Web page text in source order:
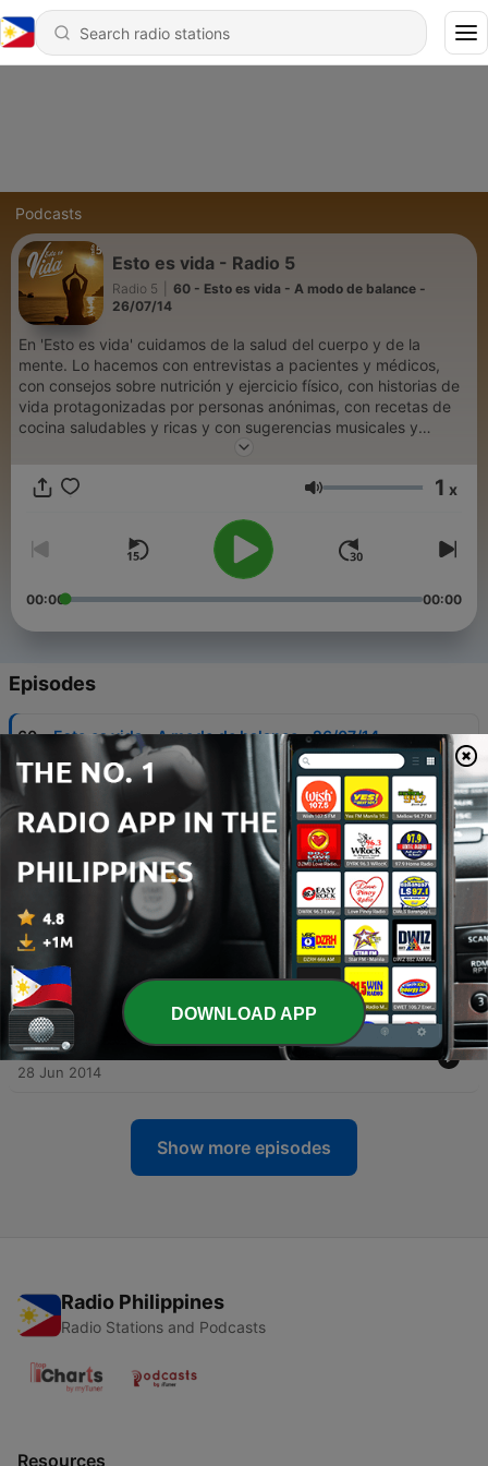
Podcasts
Esto es vida - Radio 5
Radio 5
60 - Esto es vida - A modo de balance -
26/07/14
En 'Esto es vida' cuidamos de la salud del cuerpo y de la
mente. Lo hacemos con entrevistas a pacientes y médicos,
con consejos sobre nutrición y ejercicio físico, con historias de
vida protagonizadas por personas anónimas, con recetas de
cocina saludables y ricas y con sugerencias musicales y
culturales para alimentar nuestros sentidos.
Volume 1 x
00:00 00:00
Episodes
60 - Esto es vida - A modo de balance - 26/07/14
26 Jul 2014
Esto es vida - Dolor de espalda de origen
inflamatorio - 19/07/14
Esto es vida - Espasticidad - 12/07/14
12 Jul 2014
Esto es vida - Enfermedad por reflujo
gastroesofágico - 05/07/14
05 Jul 2014
56 - Esto es vida - Soy el médico de mi hijo - 28/06/14
28 Jun 2014
Show more episodes
Radio Philippines
Radio Stations and Podcasts
Resources
DOWNLOAD APP